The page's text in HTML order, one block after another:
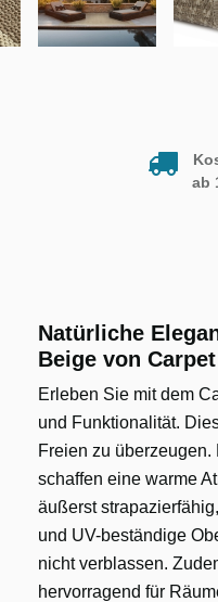
ab
Natürliche
Beige von
Erleben Sie mit dem
und Funktionalität.
Freien zu
schaffen eine warme
äußerst
und UV-beständige
nicht verblassen.
hervorragend für